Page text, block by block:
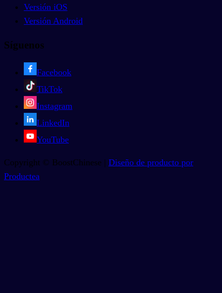
Versión iOS
Versión Android
Síguenos
Facebook
TikTok
Instagram
LinkedIn
YouTube
Copyright © BoostChinese | Diseño de producto por
Productea